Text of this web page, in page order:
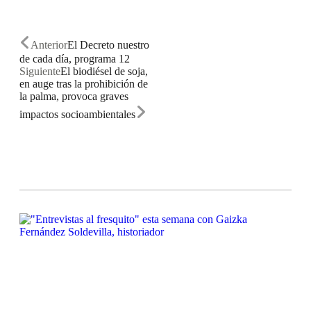
AnteriorEl Decreto nuestro
de cada día, programa 12
SiguienteEl biodiésel de soja,
en auge tras la prohibición de
la palma, provoca graves
impactos socioambientales